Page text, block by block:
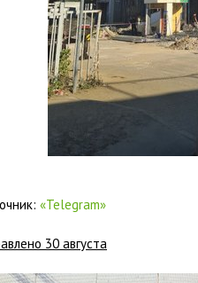
«Telegram»
30 августа